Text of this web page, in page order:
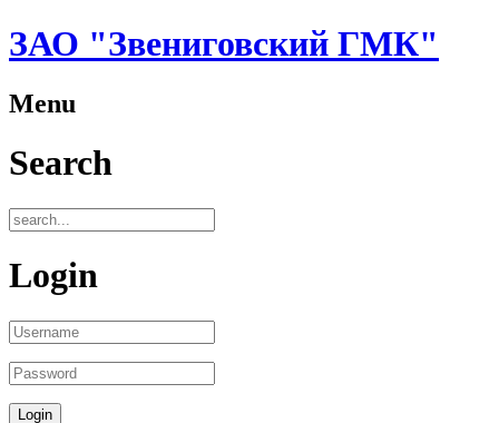
ЗАО "Звениговский ГМК"
Menu
Search
Login